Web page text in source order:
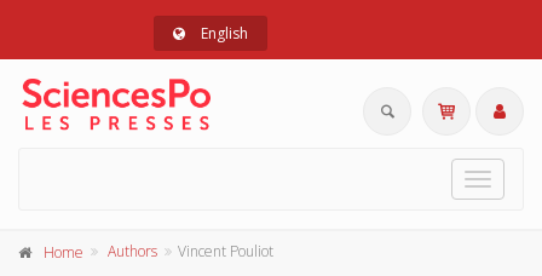
English
Toggle
Home Authors Vincent Pouliot